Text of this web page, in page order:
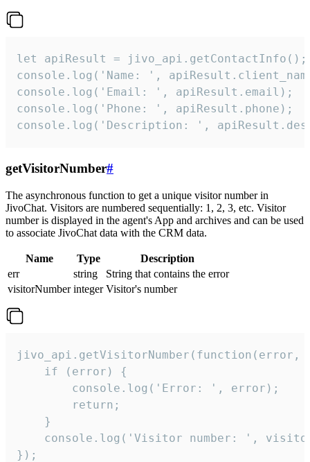
let apiResult = jivo_api.getContactInfo();
console.log('Name: ',
console.log('Email: ', apiResult.email);
console.log('Phone: ', apiResult.phone);
console.log('Description: ',
getVisitorNumber#
The asynchronous function to get a unique visitor number in
JivoChat. Visitors are numbered sequentially: 1, 2, 3, etc. Visitor
number is displayed in the agent's App and archives and can be used
to associate JivoChat data with the CRM data.
Name Type
Description
err
string
String that contains the error
visitorNumber integer Visitor's number
jivo_api.getVisitorNumber(function(error,
    if (error) {
        console.log('Error: ', error);
        return;
    }
console.log('Visitor number: ',
});